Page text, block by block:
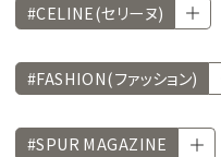
#CELINE(セリーヌ)
#FASHION(ファッション)
#SPUR MAGAZINE